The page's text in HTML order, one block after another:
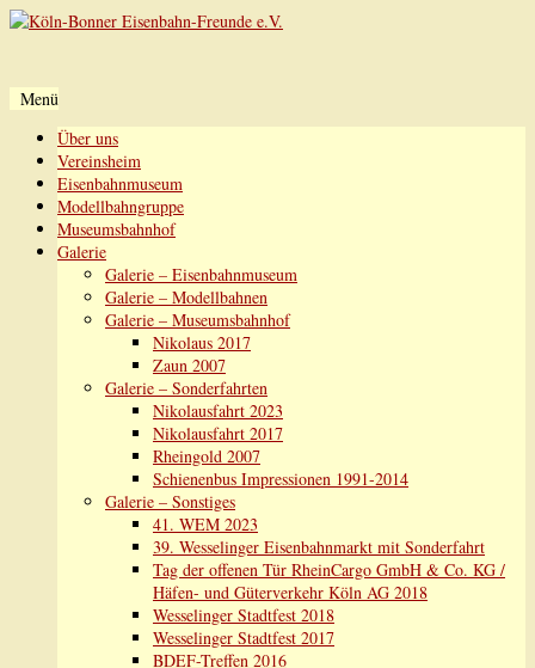
Menü
Zum
Inhalt
springen
Über uns
Vereinsheim
Eisenbahnmuseum
Modellbahngruppe
Museumsbahnhof
Galerie
Galerie – Eisenbahnmuseum
Galerie – Modellbahnen
Galerie – Museumsbahnhof
Nikolaus 2017
Zaun 2007
Galerie – Sonderfahrten
Nikolausfahrt 2023
Nikolausfahrt 2017
Rheingold 2007
Schienenbus Impressionen 1991-2014
Galerie – Sonstiges
41. WEM 2023
39. Wesselinger Eisenbahnmarkt mit Sonderfahrt
Tag der offenen Tür RheinCargo GmbH & Co. KG /
Häfen- und Güterverkehr Köln AG 2018
Wesselinger Stadtfest 2018
Wesselinger Stadtfest 2017
BDEF-Treffen 2016